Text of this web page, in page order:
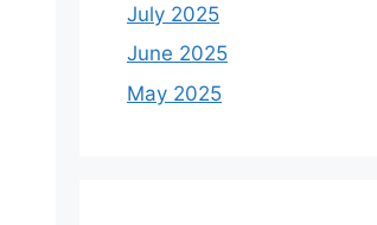
July 2025
June 2025
May 2025